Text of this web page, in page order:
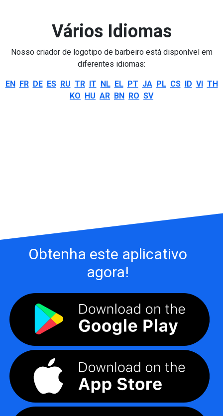
Vários Idiomas
Nosso criador de logotipo de barbeiro está disponível em
diferentes idiomas:
EN FR DE ES RU TR IT NL EL PT JA PL CS ID VI TH
KO HU AR BN RO SV
Obtenha este aplicativo
agora!